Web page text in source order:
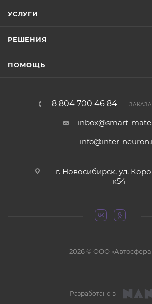
УСЛУГИ
РЕШЕНИЯ
ПОМОЩЬ
8 804 700 46 84
inbox@smart-
info@inter-
г. Новосибирск, ул.
к54
2026 © ООО
Разработано в